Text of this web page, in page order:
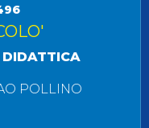
POLLINO